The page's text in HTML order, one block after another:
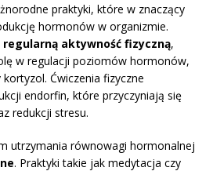
praktyki, które w znaczący
hormonów w organizmie.
regularną aktywność fizyczną,
w regulacji poziomów hormonów,
Ćwiczenia fizyczne
endorfin, które przyczyniają się
redukcji stresu.
utrzymania równowagi hormonalnej
. Praktyki takie jak medytacja czy